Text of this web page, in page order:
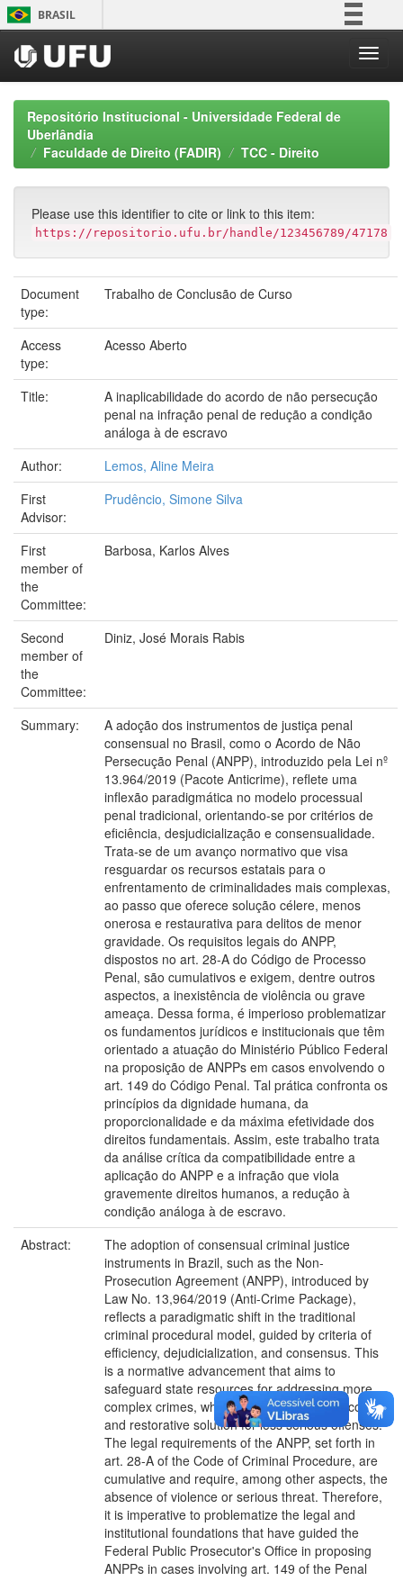
Skip
navigation
BRASIL
Participe
Acesso à informação
Legislação
Repositório Institucional - Universidade Federal de
Uberlândia
Faculdade de Direito (FADIR)
TCC - Direito
Please use this identifier to cite or link to this item:
https://repositorio.ufu.br/handle/123456789/47178
Document
type:
Trabalho de Conclusão de Curso
Access
type:
Acesso Aberto
Title:
A inaplicabilidade do acordo de não persecução
penal na infração penal de redução a condição
análoga à de escravo
Author:
Lemos, Aline Meira
First
Advisor:
Prudêncio, Simone Silva
First
member of
the
Committee:
Barbosa, Karlos Alves
Second
member of
the
Committee:
Diniz, José Morais Rabis
Summary:
A adoção dos instrumentos de justiça penal
consensual no Brasil, como o Acordo de Não
Persecução Penal (ANPP), introduzido pela Lei nº
13.964/2019 (Pacote Anticrime), reflete uma
inflexão paradigmática no modelo processual
penal tradicional, orientando-se por critérios de
eficiência, desjudicialização e consensualidade.
Trata-se de um avanço normativo que visa
resguardar os recursos estatais para o
enfrentamento de criminalidades mais complexas,
ao passo que oferece solução célere, menos
onerosa e restaurativa para delitos de menor
gravidade. Os requisitos legais do ANPP,
dispostos no art. 28-A do Código de Processo
Penal, são cumulativos e exigem, dentre outros
aspectos, a inexistência de violência ou grave
ameaça. Dessa forma, é imperioso problematizar
os fundamentos jurídicos e institucionais que têm
orientado a atuação do Ministério Público Federal
na proposição de ANPPs em casos envolvendo o
art. 149 do Código Penal. Tal prática confronta os
princípios da dignidade humana, da
proporcionalidade e da máxima efetividade dos
direitos fundamentais. Assim, este trabalho trata
da análise crítica da compatibilidade entre a
aplicação do ANPP e a infração que viola
gravemente direitos humanos, a redução à
condição análoga à de escravo.
Abstract:
The adoption of consensual criminal justice
instruments in Brazil, such as the Non-
Prosecution Agreement (ANPP), introduced by
Law No. 13,964/2019 (Anti-Crime Package),
reflects a paradigmatic shift in the traditional
criminal procedural model, guided by criteria of
efficiency, dejudicialization, and consensus. This
is a normative advancement that aims to
safeguard state resources for addressing more
complex crimes, while offering a swift, less costly,
and restorative solution for less serious offenses.
The legal requirements of the ANPP, set forth in
art. 28-A of the Code of Criminal Procedure, are
cumulative and require, among other aspects, the
absence of violence or serious threat. Therefore,
it is imperative to problematize the legal and
institutional foundations that have guided the
Federal Public Prosecutor's Office in proposing
ANPPs in cases involving art. 149 of the Penal